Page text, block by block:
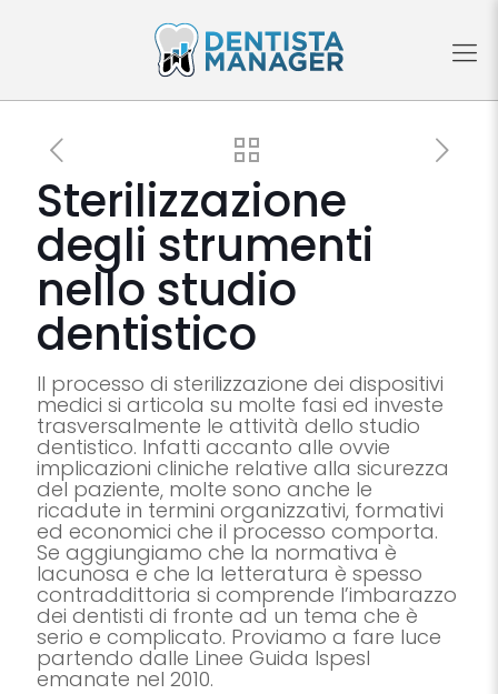
Sterilizzazione
degli strumenti
nello studio
dentistico
Il processo di sterilizzazione dei dispositivi
medici si articola su molte fasi ed investe
trasversalmente le attività dello studio
dentistico. Infatti accanto alle ovvie
implicazioni cliniche relative alla sicurezza
del paziente, molte sono anche le
ricadute in termini organizzativi, formativi
ed economici che il processo comporta.
Se aggiungiamo che la normativa è
lacunosa e che la letteratura è spesso
contraddittoria si comprende l’imbarazzo
dei dentisti di fronte ad un tema che è
serio e complicato. Proviamo a fare luce
partendo dalle Linee Guida Ispesl
emanate nel 2010.